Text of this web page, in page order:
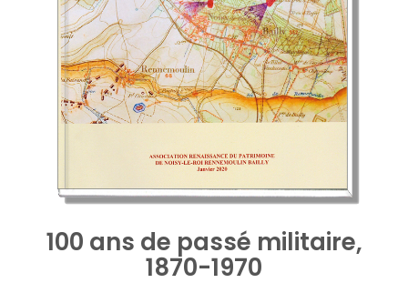
100 ans de passé militaire,
1870-1970